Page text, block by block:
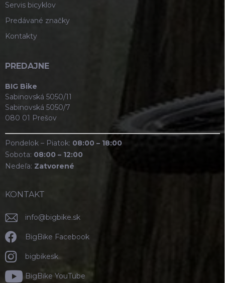
Servis bicyklov
Predávané značky
Kontakty
PREDAJNE
BIG Bike
Sabinovská 5050/11
Sabinovská 5050/7
080 01 Prešov
Pondelok – Piatok: 08:00 – 18:00
Sobota: 08:00 – 12:00
Nedeľa: Zatvorené
KONTAKT
info@bigbike.sk
BigBike Facebook
bigbikesk
BigBike YouTube